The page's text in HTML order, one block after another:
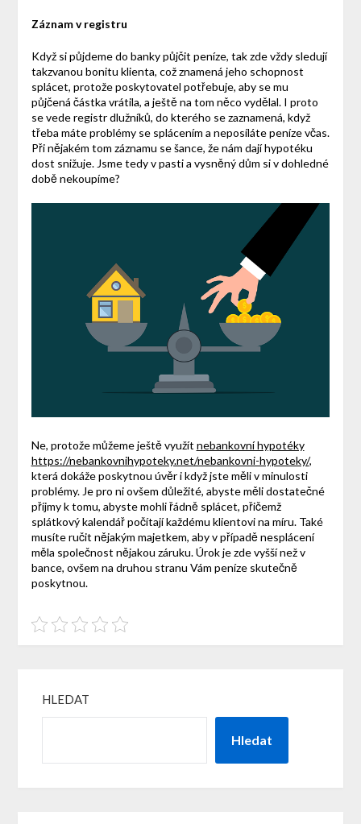
Záznam v registru
Když si půjdeme do banky půjčit peníze, tak zde vždy sledují
takzvanou bonitu klienta, což znamená jeho schopnost
splácet, protože poskytovatel potřebuje, aby se mu
půjčená částka vrátila, a ještě na tom něco vydělal. I proto
se vede registr dlužníků, do kterého se zaznamená, když
třeba máte problémy se splácením a neposíláte peníze včas.
Při nějakém tom záznamu se šance, že nám dají hypotéku
dost snižuje. Jsme tedy v pasti a vysněný dům si v dohledné
době nekoupíme?
Ne, protože můžeme ještě využít nebankovní hypotéky
https://nebankovnihypoteky.net/nebankovni-hypoteky/,
která dokáže poskytnou úvěr i když jste měli v minulosti
problémy. Je pro ni ovšem důležité, abyste měli dostatečné
příjmy k tomu, abyste mohli řádně splácet, přičemž
splátkový kalendář počítají každému klientovi na míru. Také
musíte ručit nějakým majetkem, aby v případě nesplácení
měla společnost nějakou záruku. Úrok je zde vyšší než v
bance, ovšem na druhou stranu Vám peníze skutečně
poskytnou.
HLEDAT
Hledat